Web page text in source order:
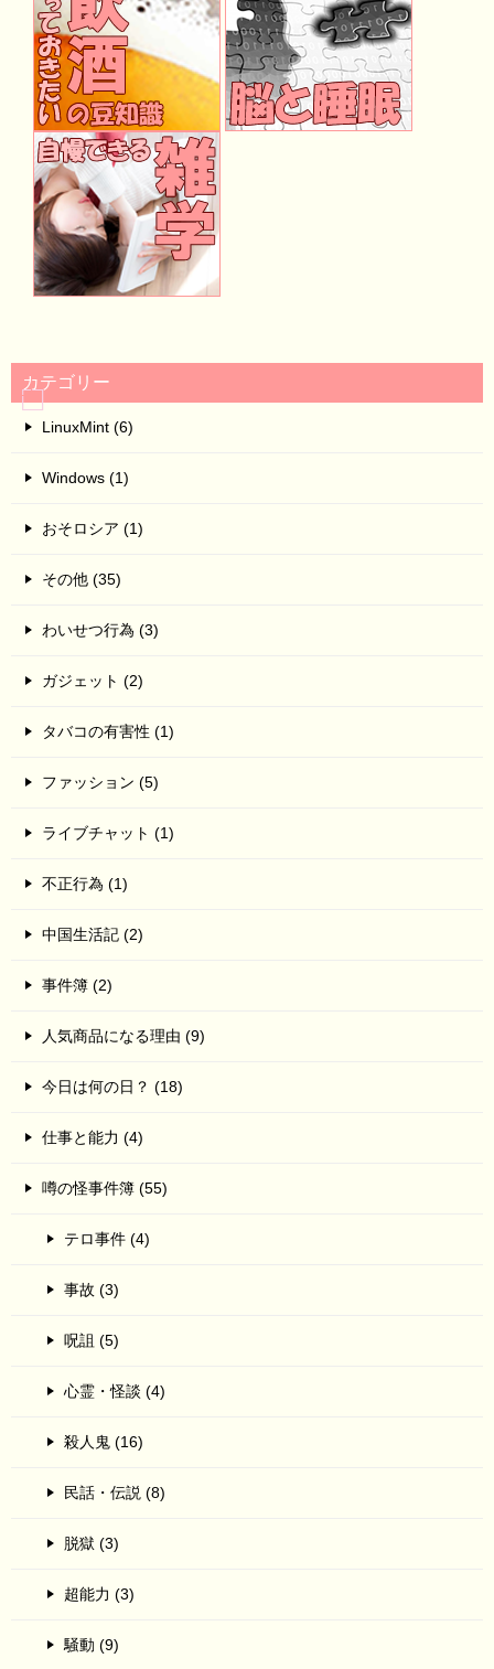
カテゴリー
LinuxMint (6)
Windows (1)
おそロシア (1)
その他 (35)
わいせつ行為 (3)
ガジェット (2)
タバコの有害性 (1)
ファッション (5)
ライブチャット (1)
不正行為 (1)
中国生活記 (2)
事件簿 (2)
人気商品になる理由 (9)
今日は何の日？ (18)
仕事と能力 (4)
噂の怪事件簿 (55)
テロ事件 (4)
事故 (3)
呪詛 (5)
心霊・怪談 (4)
殺人鬼 (16)
民話・伝説 (8)
脱獄 (3)
超能力 (3)
騒動 (9)